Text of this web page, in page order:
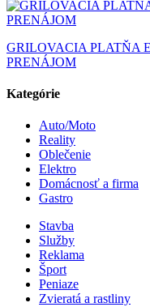
GRILOVACIA PLATŇA
PRENÁJOM
Kategórie
Auto/Moto
Reality
Oblečenie
Elektro
Domácnosť a firma
Gastro
Stavba
Služby
Reklama
Šport
Peniaze
Zvieratá a rastliny